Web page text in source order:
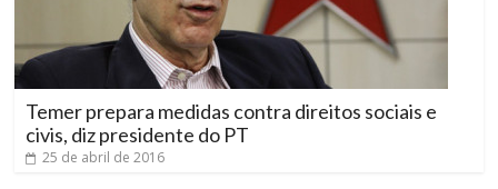
Temer prepara medidas contra direitos sociais e
civis, diz presidente do PT
25 de abril de 2016